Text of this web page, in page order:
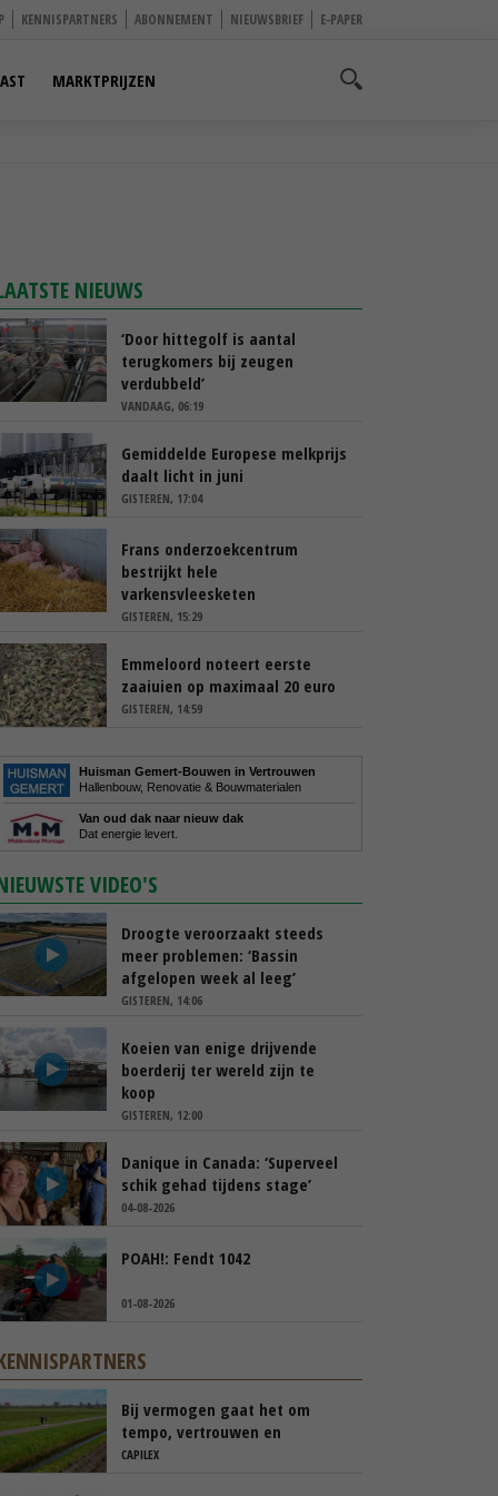
KENNISPARTNERS ABONNEMENT NIEUWSBRIEF E-PAPER
MARKTPRIJZEN
NIEUWS
‘Door hittegolf is aantal
terugkomers bij zeugen
verdubbeld’
VANDAAG, 06:19
Gemiddelde Europese melkprijs
daalt licht in juni
GISTEREN, 17:04
Frans onderzoekcentrum
bestrijkt hele
varkensvleesketen
GISTEREN, 15:29
Emmeloord noteert eerste
zaaiuien op maximaal 20 euro
GISTEREN, 14:59
Huisman Gemert-Bouwen in Vertrouwen
Hallenbouw, Renovatie & Bouwmaterialen
Van oud dak naar nieuw dak
Dat energie levert.
VIDEO'S
Droogte veroorzaakt steeds
meer problemen: ‘Bassin
afgelopen week al leeg’
GISTEREN, 14:06
Koeien van enige drijvende
boerderij ter wereld zijn te
koop
GISTEREN, 12:00
Danique in Canada: ‘Superveel
schik gehad tijdens stage’
04-08-2026
POAH!: Fendt 1042
01-08-2026
Bij vermogen gaat het om
tempo, vertrouwen en
transparantie
CAPILEX